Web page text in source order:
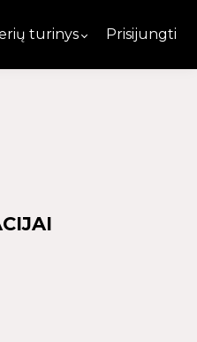
turinys Prisijungti